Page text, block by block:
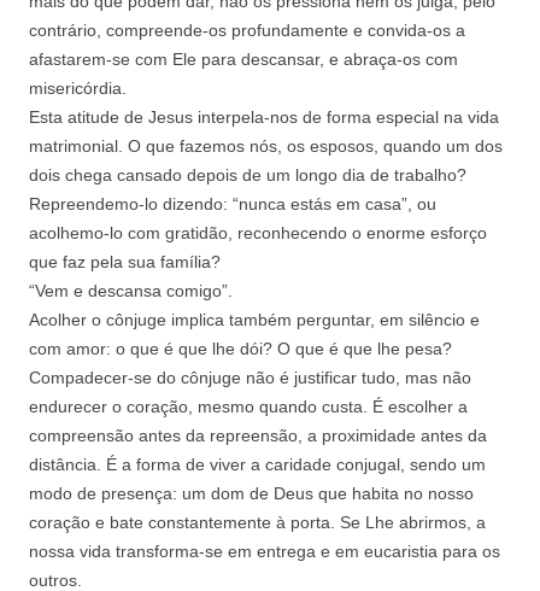
contrário, compreende‑os profundamente e convida‑os a
afastarem‑se com Ele para descansar, e abraça‑os com
misericórdia.
Esta atitude de Jesus interpela‑nos de forma especial na vida
matrimonial. O que fazemos nós, os esposos, quando um dos
dois chega cansado depois de um longo dia de trabalho?
Repreendemo‑lo dizendo: “nunca estás em casa”, ou
acolhemo‑lo com gratidão, reconhecendo o enorme esforço
que faz pela sua família?
“Vem e descansa comigo”.
Acolher o cônjuge implica também perguntar, em silêncio e
com amor: o que é que lhe dói? O que é que lhe pesa?
Compadecer‑se do cônjuge não é justificar tudo, mas não
endurecer o coração, mesmo quando custa. É escolher a
compreensão antes da repreensão, a proximidade antes da
distância. É a forma de viver a caridade conjugal, sendo um
modo de presença: um dom de Deus que habita no nosso
coração e bate constantemente à porta. Se Lhe abrirmos, a
nossa vida transforma‑se em entrega e em eucaristia para os
outros.